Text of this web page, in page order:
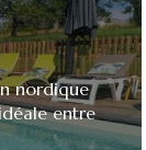
nordique
entre